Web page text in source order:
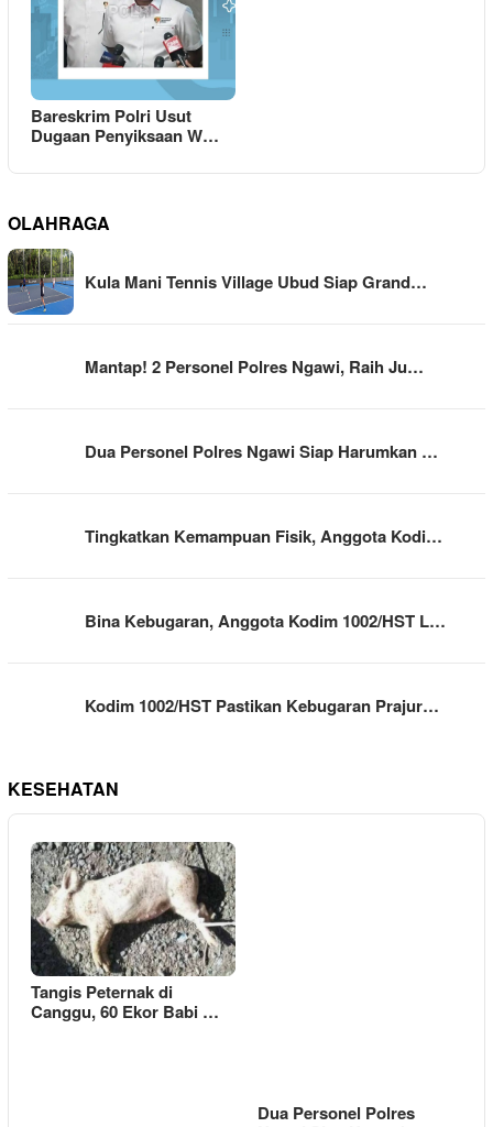
Bareskrim Polri Usut
Dugaan Penyiksaan W…
OLAHRAGA
Kula Mani Tennis Village Ubud Siap Grand…
Mantap! 2 Personel Polres Ngawi, Raih Ju…
Dua Personel Polres Ngawi Siap Harumkan …
Tingkatkan Kemampuan Fisik, Anggota Kodi…
Bina Kebugaran, Anggota Kodim 1002/HST L…
Kodim 1002/HST Pastikan Kebugaran Prajur…
KESEHATAN
Tangis Peternak di
Canggu, 60 Ekor Babi …
Dua Personel Polres